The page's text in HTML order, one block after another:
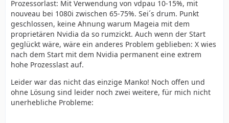
Prozessorlast: Mit Verwendung von vdpau 10-15%, mit
nouveau bei 1080i zwischen 65-75%. Sei´s drum. Punkt
geschlossen, keine Ahnung warum Mageia mit dem
proprietären Nvidia da so rumzickt. Auch wenn der Start
geglückt wäre, wäre ein anderes Problem geblieben: X wies
nach dem Start mit dem Nvidia permanent eine extrem
hohe Prozesslast auf.
Leider war das nicht das einzige Manko! Noch offen und
ohne Lösung sind leider noch zwei weitere, für mich nicht
unerhebliche Probleme: